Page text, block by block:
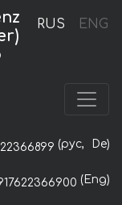
RUS ENG
(рус, De)
(Eng)